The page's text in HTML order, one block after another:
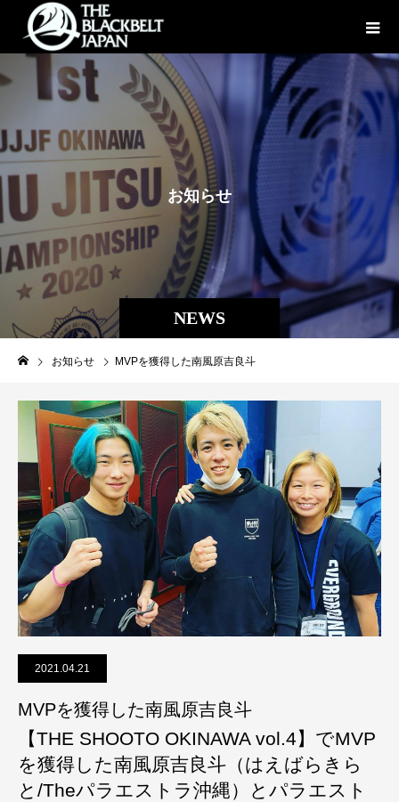
NEWS
お知らせ
お知らせ MVPを獲得した南風原吉良斗
2021.04.21
MVPを獲得した南風原吉良斗
【THE SHOOTO OKINAWA vol.4】でMVP
を獲得した南風原吉良斗（はえばらきら
と/Theパラエストラ沖縄）とパラエスト